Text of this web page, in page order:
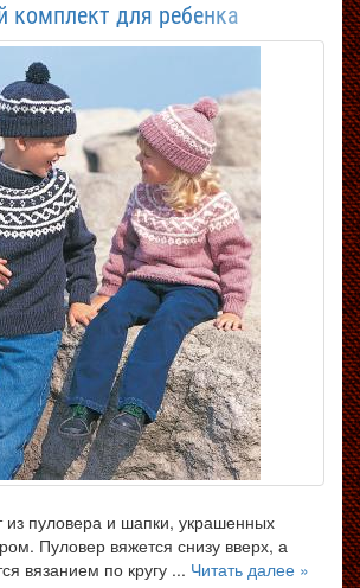
для ребенка
из пуловера и шапки, украшенных
Пуловер вяжется снизу вверх, а
вязанием по кругу ... Читать далее »